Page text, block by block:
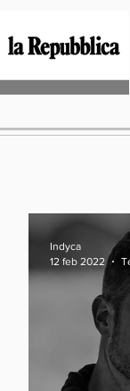
Indyca
12 feb 2022